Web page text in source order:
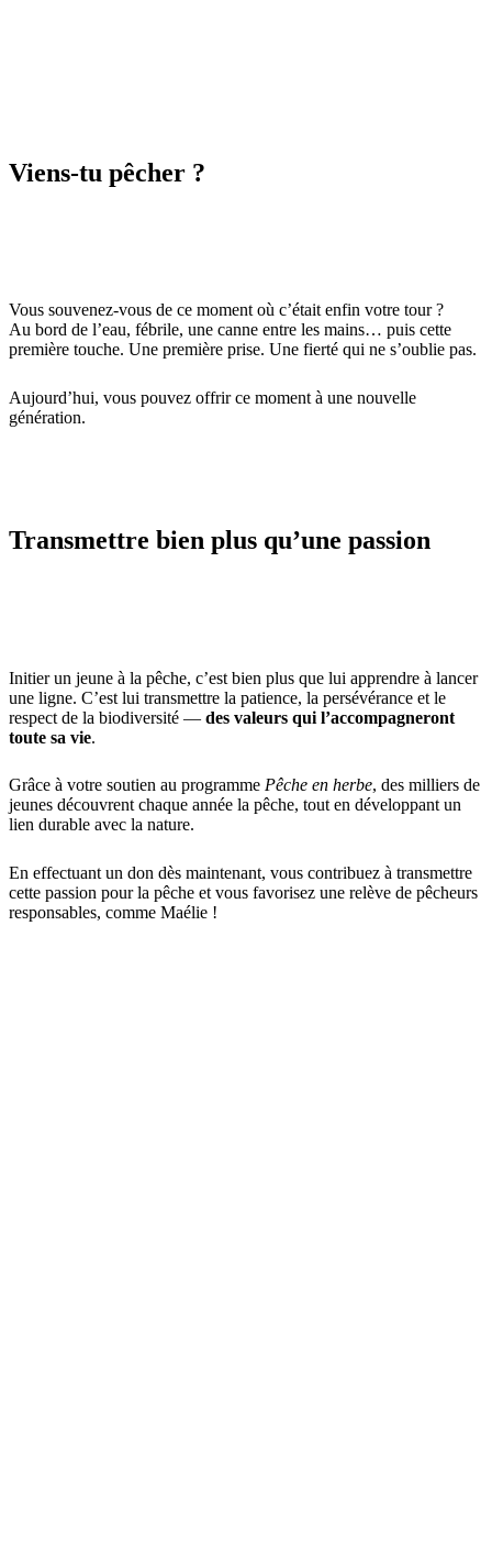
Viens-tu pêcher ?
Vous souvenez-vous de ce moment où c’était enfin votre tour ?
Au bord de l’eau, fébrile, une canne entre les mains… puis cette
première touche. Une première prise. Une fierté qui ne s’oublie pas.
Aujourd’hui, vous pouvez offrir ce moment à une nouvelle
génération.
Transmettre bien plus qu’une passion
Initier un jeune à la pêche, c’est bien plus que lui apprendre à lancer
une ligne. C’est lui transmettre la patience, la persévérance et le
respect de la biodiversité — des valeurs qui l’accompagneront
toute sa vie.
Grâce à votre soutien au programme Pêche en herbe, des milliers de
jeunes découvrent chaque année la pêche, tout en développant un
lien durable avec la nature.
En effectuant un don dès maintenant, vous contribuez à transmettre
cette passion pour la pêche et vous favorisez une relève de pêcheurs
responsables, comme Maélie !